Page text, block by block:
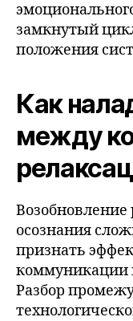
замкнутый
положения
Как
между
Возобновление
осознания
признать
коммуникации
Разбор